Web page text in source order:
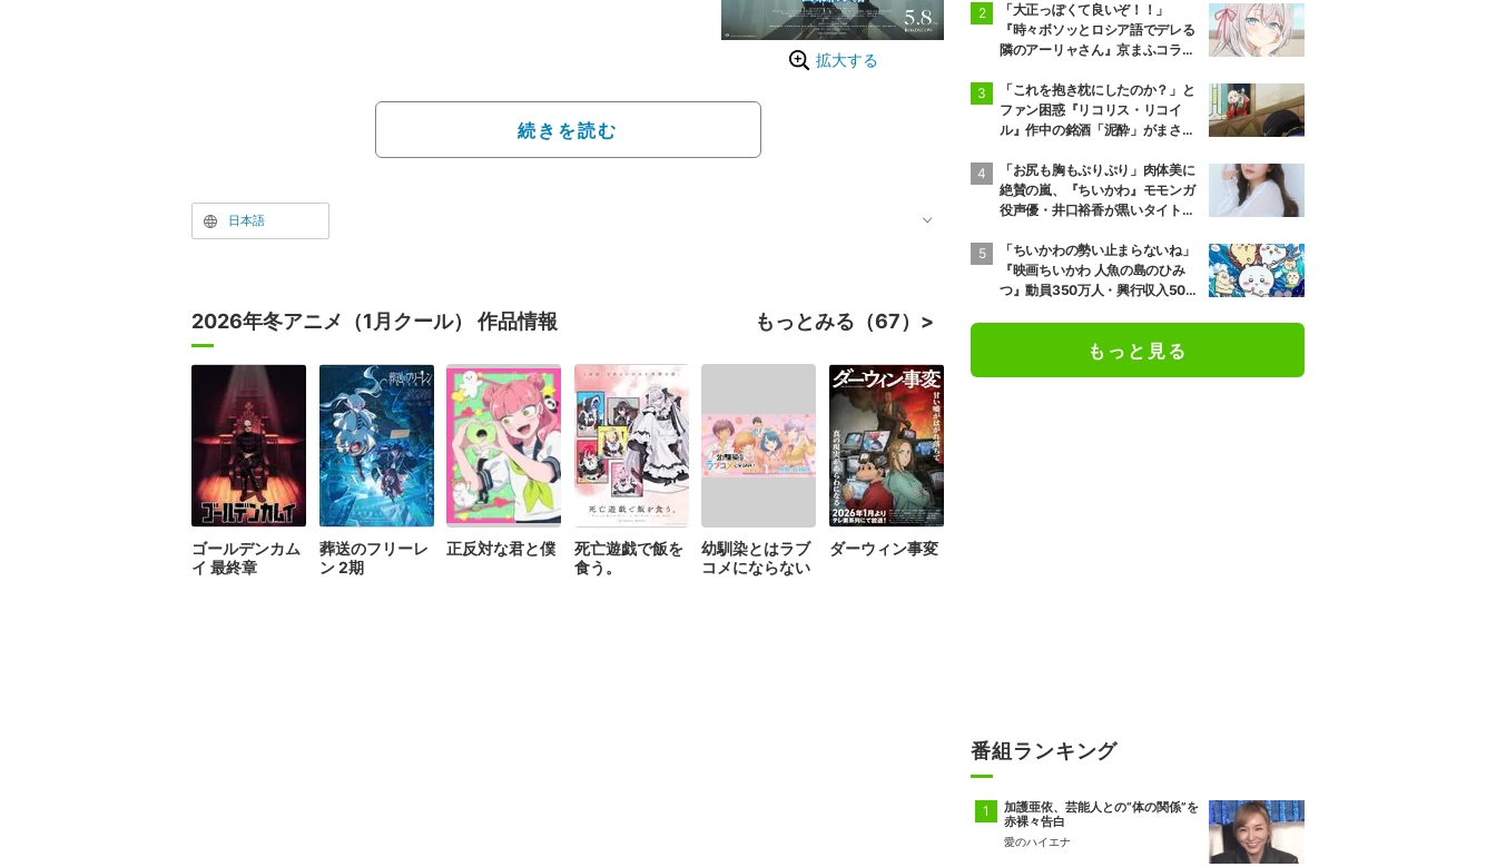
拡大する
続きを読む
日本語
2026年冬アニメ（1月クール） 作品情報 もっとみる（67）
ゴールデンカム
イ 最終章
葬送のフリーレ
ン 2期
正反対な君と僕
死亡遊戯で飯を
食う。
幼馴染とはラブ
コメにならない
ダーウィン事変
「大正っぽくて良いぞ！！」
『時々ボソッとロシア語でデレる
隣のアーリャさん』京まふコラボ
「これを抱き枕にしたのか？」と
ファン困惑『リコリス・リコイ
ル』作中の銘酒「泥酔」がまさか
「お尻も胸もぷりぷり」肉体美に
絶賛の嵐、『ちいかわ』モモンガ
役声優・井口裕香が黒いタイトウ
「ちいかわの勢い止まらないね」
『映画ちいかわ 人魚の島のひみ
つ』動員350万人・興行収入50億
もっと見る
番組ランキング
加護亜依、芸能人との“体の関係”を
赤裸々告白
愛のハイエナ